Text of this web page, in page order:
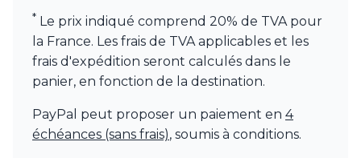
* Le prix indiqué comprend 20% de TVA pour
la France. Les frais de TVA applicables et les
frais d'expédition seront calculés dans le
panier, en fonction de la destination.
PayPal peut proposer un paiement en 4
échéances (sans frais), soumis à conditions.